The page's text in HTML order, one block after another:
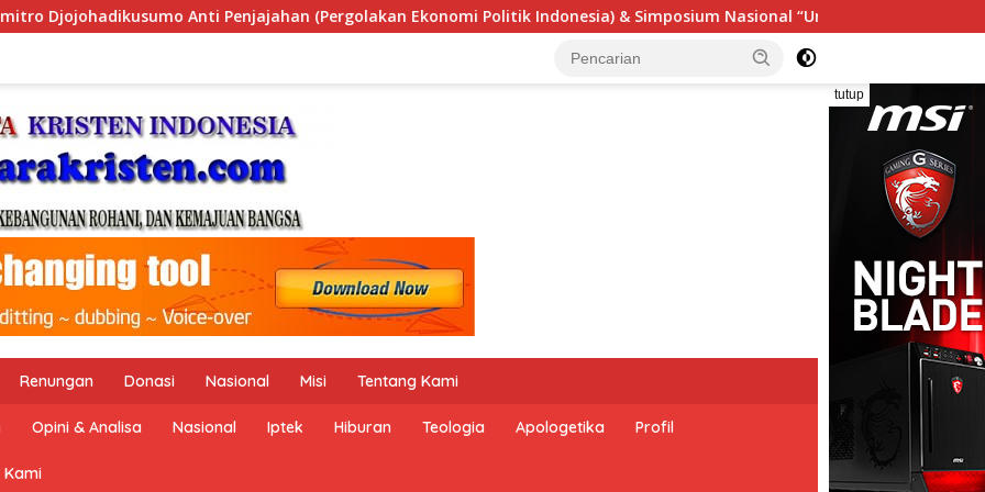
Ekonomi Politik Indonesia) & Simposium Nasional “Urgensi Undang-Undang Perekonomian Nasional dan
tutup
Renungan Donasi Nasional Misi Tentang Kami
Opini & Analisa Nasional Iptek Hiburan Teologia Apologetika Profil
Kami